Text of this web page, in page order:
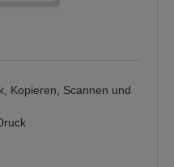
Kopieren, Scannen und